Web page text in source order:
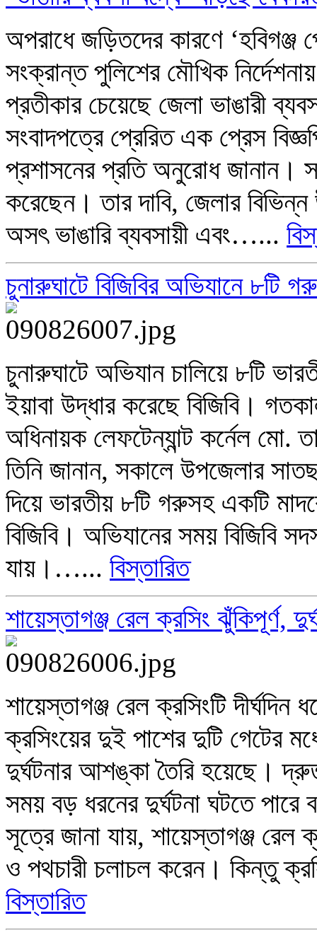
অপরাধে জড়িতদের কারণে
সংক্রান্ত পুলিশের মৌখিক
প্রতীকার চেয়েছে জেলা ভাঙারী
সংবাদপত্রে প্রেরিত এক প্রেস
প্রশাসনের প্রতি অনুরোধ জানান।
করেছেন। তার দাবি, জেলার
অসৎ ভাঙারি ব্যবসায়ী এবং…...
চুনারুঘাটে বিজিবির অভিযানে ৮টি
চুনারুঘাটে অভিযান চালিয়ে ৮টি
ইয়াবা উদ্ধার করেছে বিজিবি।
অধিনায়ক লেফটেন্যান্ট কর্নেল মো.
তিনি জানান, সকালে উপজেলার
দিয়ে ভারতীয় ৮টি গরুসহ একটি
বিজিবি। অভিযানের সময় বিজিবি
যায়।…... বিস্তারিত
শায়েস্তাগঞ্জ রেল ক্রসিং ঝুঁকিপূর্ণ,
শায়েস্তাগঞ্জ রেল ক্রসিংটি
ক্রসিংয়ের দুই পাশের দুটি গেটের
দুর্ঘটনার আশঙ্কা তৈরি হয়েছে।
সময় বড় ধরনের দুর্ঘটনা ঘটতে
সূত্রে জানা যায়, শায়েস্তাগঞ্জ রেল
ও পথচারী চলাচল করেন। কিন্তু
বিস্তারিত